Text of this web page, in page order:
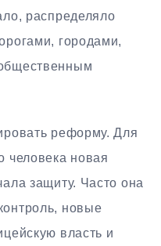
распределяло
городами,
реформу. Для
человека новая
защиту. Часто она
новые
власть и